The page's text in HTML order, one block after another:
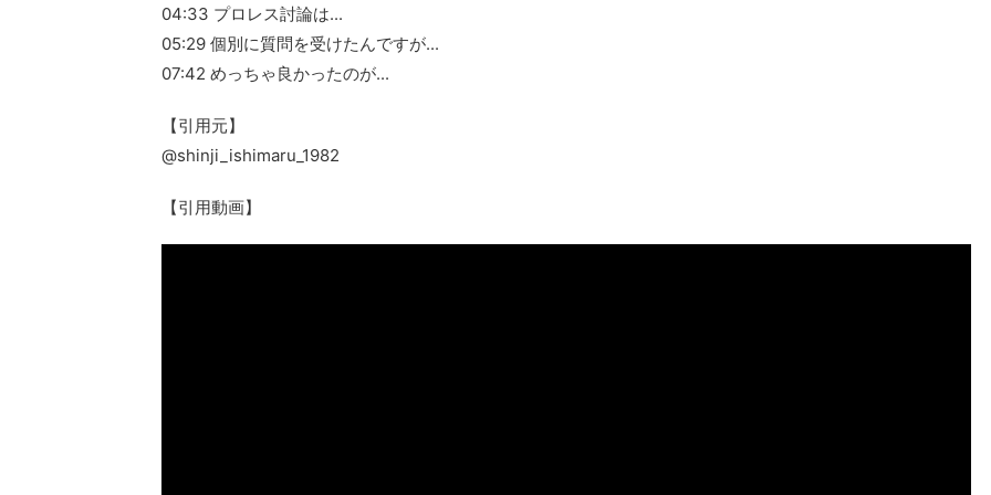
04:33 プロレス討論は...
05:29 個別に質問を受けたんですが...
07:42 めっちゃ良かったのが...
【引用元】
@shinji_ishimaru_1982
【引用動画】